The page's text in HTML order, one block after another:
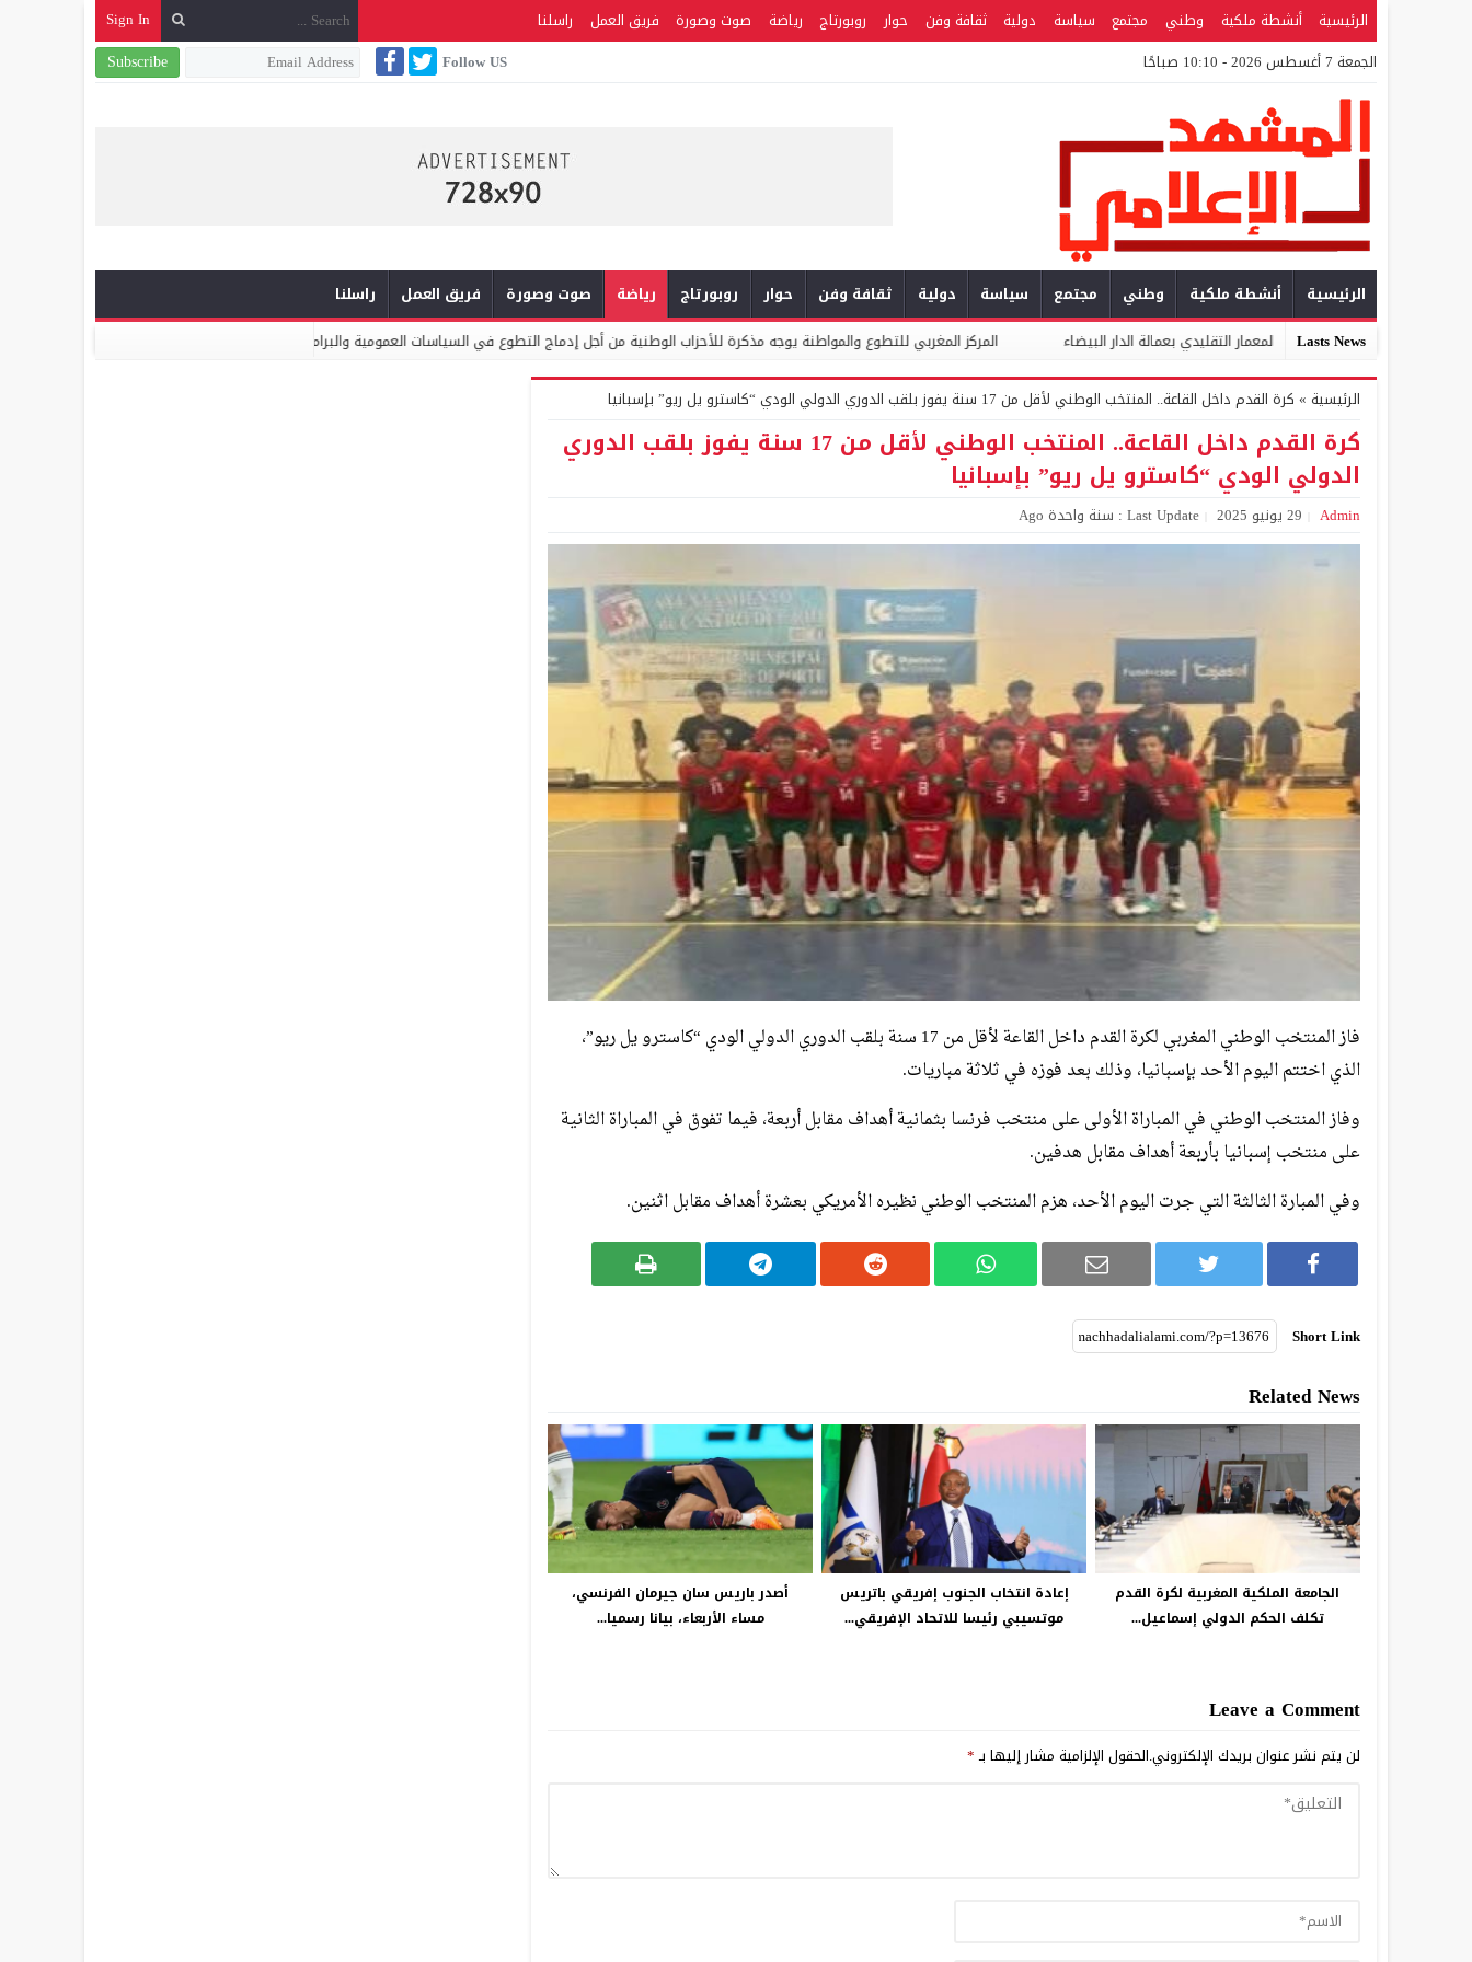
الرئيسية أنشطة ملكية وطني مجتمع سياسة دولية ثقافة وفن حوار روبورتاج رياضة صوت وصورة فريق العمل راسلنا
Sign In
الجمعة 7 أغسطس 2026 - 10:10 صباحًا
Subscribe Follow US
الرئيسية أنشطة ملكية وطني مجتمع سياسة دولية ثقافة وفن حوار روبورتاج رياضة صوت وصورة فريق العمل
راسلنا
Lasts News
لقطاع المعمار التقليدي بعمالة الدار البيضاء المركز المغربي للتطوع والمواطنة يوجه مذكرة للأحزاب الوطنية من أجل إدماج التطوع في السياسات العمومية والبرامج الانتخابية
الرئيسية » كرة القدم داخل القاعة.. المنتخب الوطني لأقل من 17 سنة يفوز بلقب الدوري الدولي الودي “كاسترو يل ريو” بإسبانيا
كرة القدم داخل القاعة.. المنتخب الوطني لأقل من 17 سنة يفوز بلقب الدوري
الدولي الودي “كاسترو يل ريو” بإسبانيا
Admin 29 يونيو 2025 Last Update : سنة واحدة Ago
فاز المنتخب الوطني المغربي لكرة القدم داخل القاعة لأقل من 17 سنة بلقب الدوري الدولي الودي “كاسترو يل ريو”،
الذي اختتم اليوم الأحد بإسبانيا، وذلك بعد فوزه في ثلاثة مباريات.
وفاز المنتخب الوطني في المباراة الأولى على منتخب فرنسا بثمانية أهداف مقابل أربعة، فيما تفوق في المباراة الثانية
على منتخب إسبانيا بأربعة أهداف مقابل هدفين.
وفي المبارة الثالثة التي جرت اليوم الأحد، هزم المنتخب الوطني نظيره الأمريكي بعشرة أهداف مقابل اثنين.
Short Link
Related News
الجامعة الملكية المغربية لكرة القدم
تكلف الحكم الدولي إسماعيل...
إعادة انتخاب الجنوب إفريقي باتريس
موتسيبي رئيسا للاتحاد الإفريقي...
أصدر باريس سان جيرمان الفرنسي،
مساء الأربعاء، بيانا رسميا...
Leave a Comment
لن يتم نشر عنوان بريدك الإلكتروني.الحقول الإلزامية مشار إليها بـ*